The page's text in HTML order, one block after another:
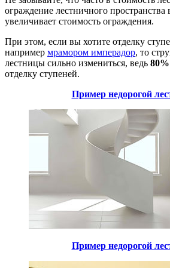
ограждение лестничного пространства
увеличивает стоимость ограждения.
При этом, если вы хотите отделку
например мрамором имперадор, то
лестницы сильно измениться, ведь 80%
отделку ступеней.
Пример недорогой
Пример недорогой